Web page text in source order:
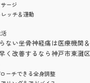
ージ
ッチ＆運動
ない坐骨神経痛は医療機関
く改善するなら神戸市東灘
ーチできる全身調整